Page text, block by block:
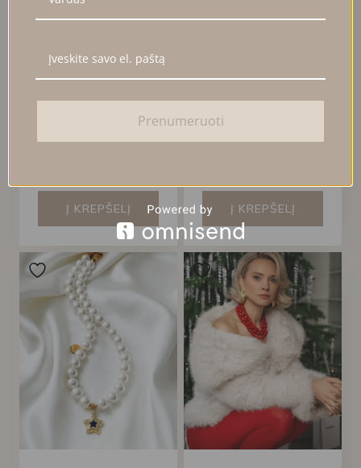
PAKABUKU
Į KREPŠELĮ
ŠIRDELĖS PAKABUKU
Į KREPŠELĮ
Prenumeruoti